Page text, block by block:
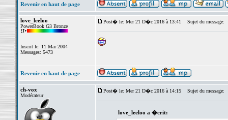
Revenir en haut de page
love_leeloo
PowerBook G3 Bronze
Inscrit le: 11 Mar 2004
Messages: 5473
Post� le: Mer 21 D�c 2016 à 13:41 Sujet du message:
Revenir en haut de page
ch-vox
Modérateur
Post� le: Mer 21 D�c 2016 à 14:15 Sujet du message:
love_leeloo a �crit: